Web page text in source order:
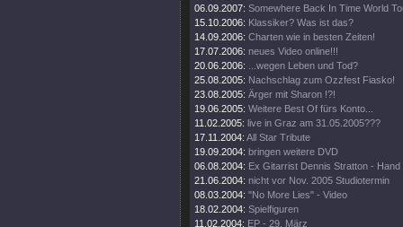
06.09.2007: Somewhere Back In Time World
15.10.2006: Klassiker? Was ist das?
14.09.2006: Charten wie in besten Zeiten!
17.07.2006: neues Video online!!!
20.06.2006:
...wegen Leben und Tod?
25.08.2005: Nachschlag zum Ozzfest Fiasko!
23.08.2005: Ärger mit Sharon !?!
19.06.2005: Weitere Best Of fürs Konto...
11.02.2005: live in Graz am 31.05.2005???
17.11.2004: All Star Tribute
19.09.2004: bringen weitere DVD
06.08.2004: Ex Gitarrist Dennis Stratton -
21.06.2004: nicht vor Nov. 2005 Studiotermin
08.03.2004: "No More Lies" - Video
18.02.2004: Spielfiguren
11.02.2004: EP - 29. März